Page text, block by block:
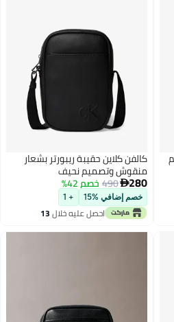
كالفن كلاين حقيبة ريبورتر بشعار
منقوش وتصميم نحيف
280
490خصم 42%
خصم إضافي %15 + 1
احصل عليه خلال13
اغسطس